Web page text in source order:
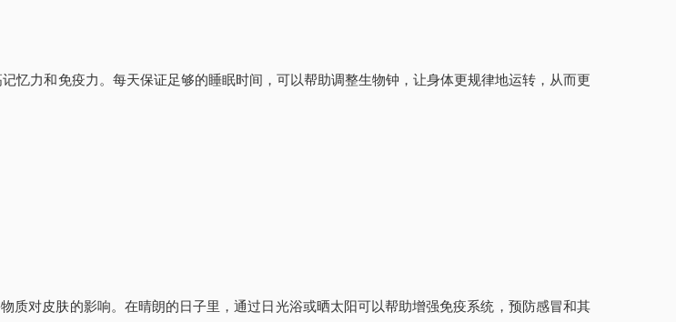
忆力和免疫力。每天保证足够的睡眠时间，可以帮助调整生物钟，让身体更规律地运转，从而更
质对皮肤的影响。在晴朗的日子里，通过日光浴或晒太阳可以帮助增强免疫系统，预防感冒和其